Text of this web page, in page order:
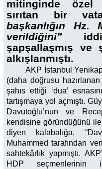
mitinginde özel
sırıtan bir
başkanlığın Hz.
verildiğini”
şapşallaşmış ve
alkışlanmıştı.
AKP İstanbul
(daha doğrusu
şahıs ettiği ‘dua’
tartışmaya yol açmıştı.
Davutoğlu’nun ve
kendisine göründüğünü
diyen kalabalığa,
Muhammed tarafından
sahtekârlık yapmıştı.
HDP seçmenlerinin